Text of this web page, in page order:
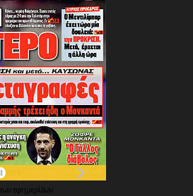
των εφημερίδων